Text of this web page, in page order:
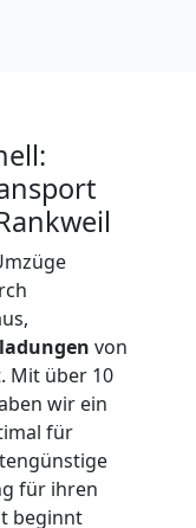
von
Mit über 10
wir ein
für
für ihren
beginnt